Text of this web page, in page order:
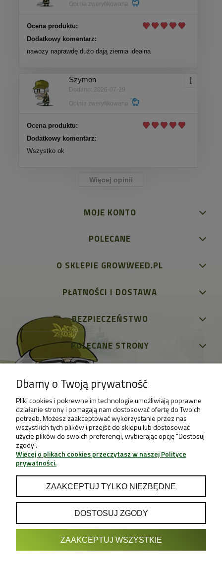
Opinia zweryfikowana
Ocena produktu:
Dodatkowy komentarz:
nawozy naprawdę dużo dają ziemia idealna
Szymon
Dodano: 2026-07-29
Opinia zweryfikowana
Ocena produktu:
Dodatkowy komentarz:
Wszystko ok
Więcej opinii
MOJE KONTO
POLECANE
O SKLEPIE GROWWEED.PL
PŁATNOŚCI I DOSTAWA
BEZPIECZEŃSTWO
POLECANE STRONY
Projekt & Support:GRUPA
POKAŻ PEŁNĄ WERSJĘ STRONY
Sklep internetowy Shoper.pl
Dbamy o Twoją prywatność
Pliki cookies i pokrewne im technologie umożliwiają poprawne
działanie strony i pomagają nam dostosować ofertę do Twoich
potrzeb. Możesz zaakceptować wykorzystanie przez nas
wszystkich tych plików i przejść do sklepu lub dostosować
użycie plików do swoich preferencji, wybierając opcję "Dostosuj
zgody".
Więcej o plikach cookies przeczytasz w naszej Polityce
prywatności.
ZAAKCEPTUJ TYLKO NIEZBĘDNE
DOSTOSUJ ZGODY
ZAAKCEPTUJ WSZYSTKIE